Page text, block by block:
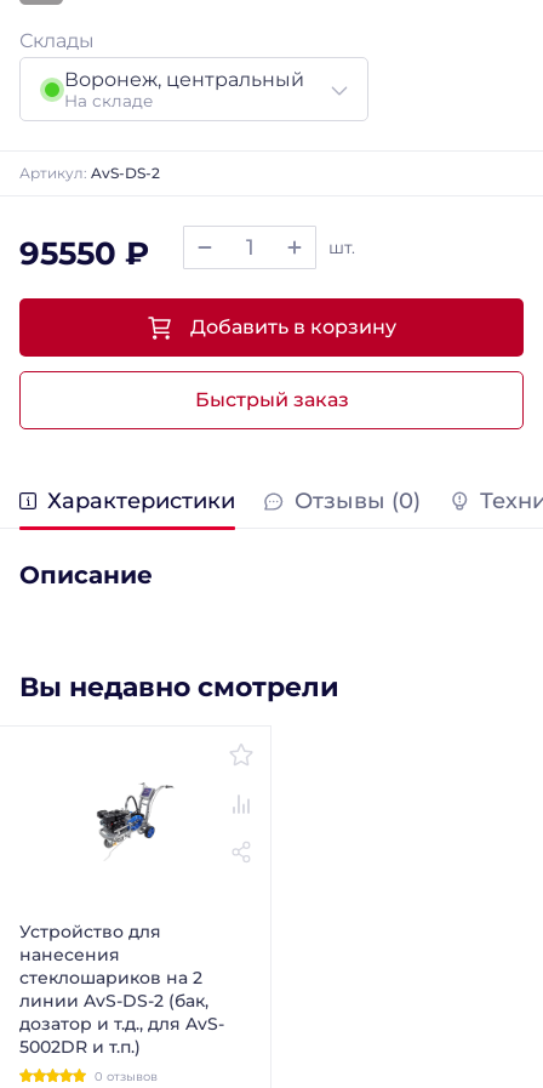
Склады
Воронеж, центральный
На складе
Артикул: AvS-DS-2
95550 ₽ шт.
Быстрый заказ
Добавить в корзину
Характеристики Отзывы (0)
Описание
Вы недавно смотрели
Устройство для
нанесения
стеклошариков на 2
линии AvS-DS-2 (бак,
дозатор и т.д., для AvS-
5002DR и т.п.)
0 отзывов